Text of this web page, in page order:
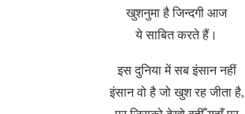
खुशनुमा है जिन्दगी आज
ये साबित करते हैं।
इस दुनिया में सब इंसान नहीं
इंसान वो है जो खुश रह जीता है,